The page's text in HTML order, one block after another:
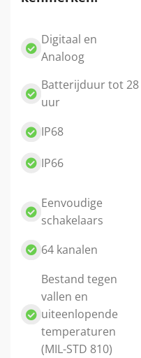
Digitaal en
Analoog
Batterijduur tot 28
uur
IP68
IP66
Eenvoudige
schakelaars
64 kanalen
Bestand tegen
vallen en
uiteenlopende
temperaturen
(MIL-STD 810)